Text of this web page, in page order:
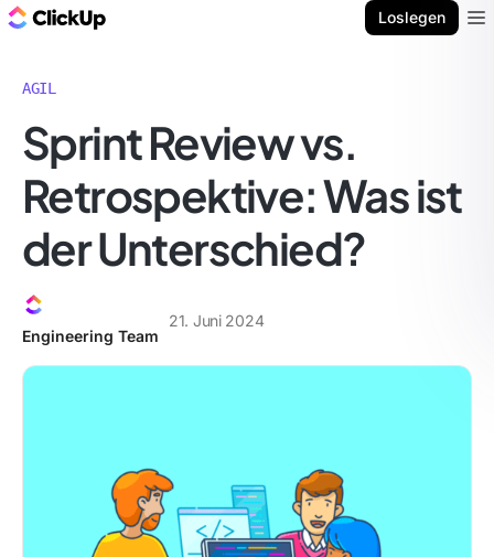
Loslegen
AGIL
Sprint Review vs.
Retrospektive: Was ist
der Unterschied?
Engineering Team
21. Juni 2024